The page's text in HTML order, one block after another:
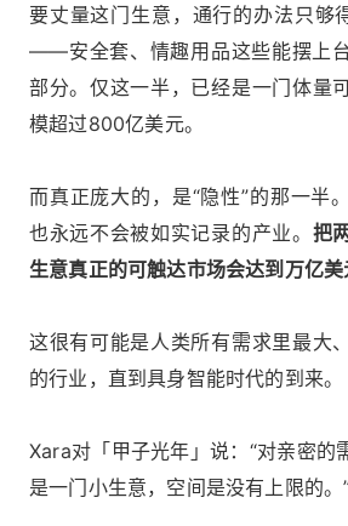
要丈量这门生意，通行的办法只够
——安全套、情趣用品这些能摆上
部分。仅这一半，已经是一门体量
模超过800亿美元。
而真正庞大的，是“隐性”的那一半
也永远不会被如实记录的产业。 把
生意真正的可触达市场会达到万亿美
这很有可能是人类所有需求里最大
的行业，直到具身智能时代的到来。
Xara对「甲子光年」说：“对亲密的
是一门小生意，空间是没有上限的。